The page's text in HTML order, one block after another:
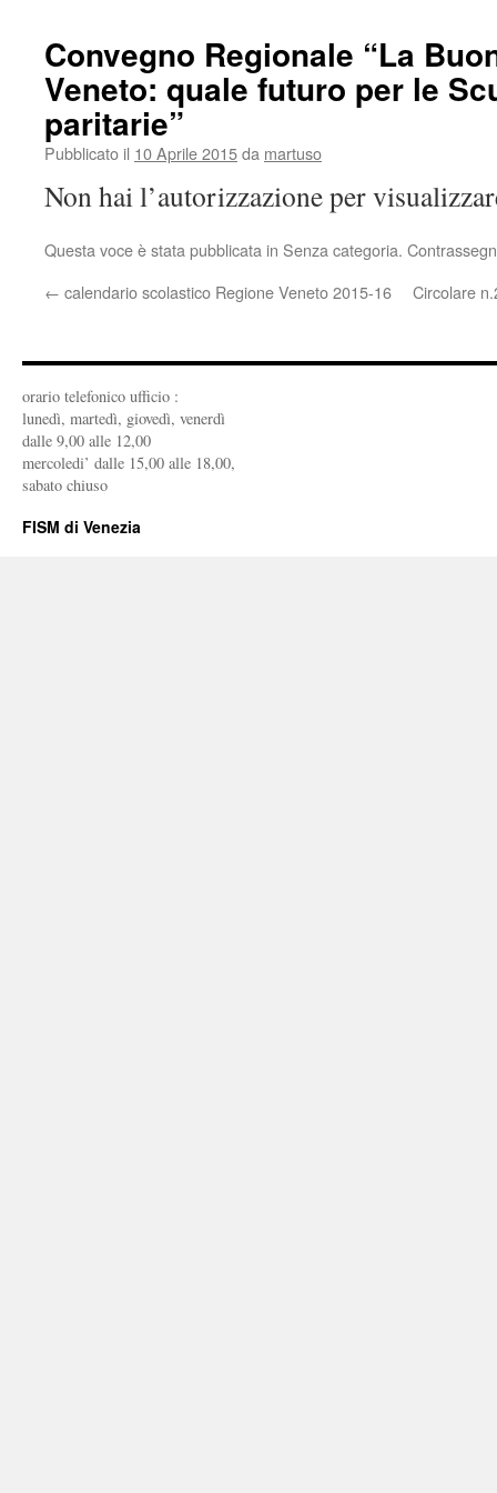
Convegno Regionale “La
Veneto: quale futuro per le
paritarie”
Pubblicato il 10 Aprile 2015da martuso
Non hai l’autorizzazione per
Questa voce è stata pubblicata in Senza categoria.
← calendario scolastico Regione Veneto 2015-16 Circolare
orario telefonico ufficio :
lunedì, martedì, giovedì, venerdì
dalle 9,00 alle 12,00
mercoledi’ dalle 15,00 alle 18,00,
sabato chiuso
FISM di Venezia